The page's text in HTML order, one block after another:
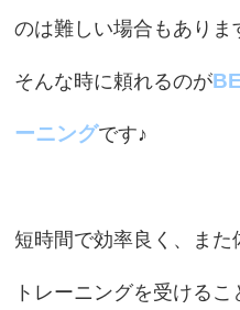
のは難しい場合もありま
そんな時に頼れるのが
ーニングです♪
短時間で効率良く、ま
トレーニングを受ける